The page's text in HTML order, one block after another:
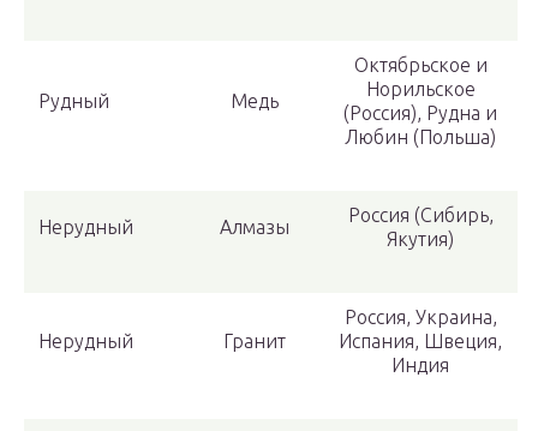
Рудный Медь
Октябрьское и
Норильское
(Россия), Рудна и
Любин (Польша)
Нерудный Алмазы
Россия (Сибирь,
Якутия)
Нерудный Гранит
Россия, Украина,
Испания, Швеция,
Индия